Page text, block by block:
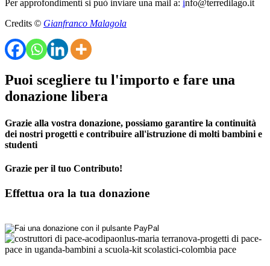
Per approfondimenti si può inviare una mail a: info@terredilago.it
Credits © Gianfranco Malagola
Puoi scegliere tu l'importo e fare una
donazione libera
Grazie alla vostra donazione, possiamo garantire la continuità
dei nostri progetti e contribuire all'istruzione di molti bambini e
studenti
Grazie per il tuo Contributo!
Effettua ora la tua donazione